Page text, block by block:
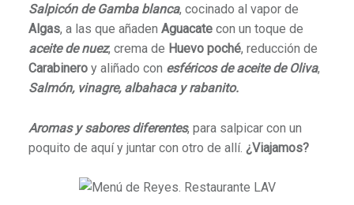
Salpicón de Gamba blanca, cocinado al vapor de
Algas, a las que añaden Aguacatecon un toque de
aceite de nuez, crema de Huevo poché, reducción de
Carabineroy aliñado con esféricos de aceite de Oliva,
Salmón, vinagre, albahaca y rabanito.
Aromas y sabores diferentes, para salpicar con un
poquito de aquí y juntar con otro de allí. ¿Viajamos?